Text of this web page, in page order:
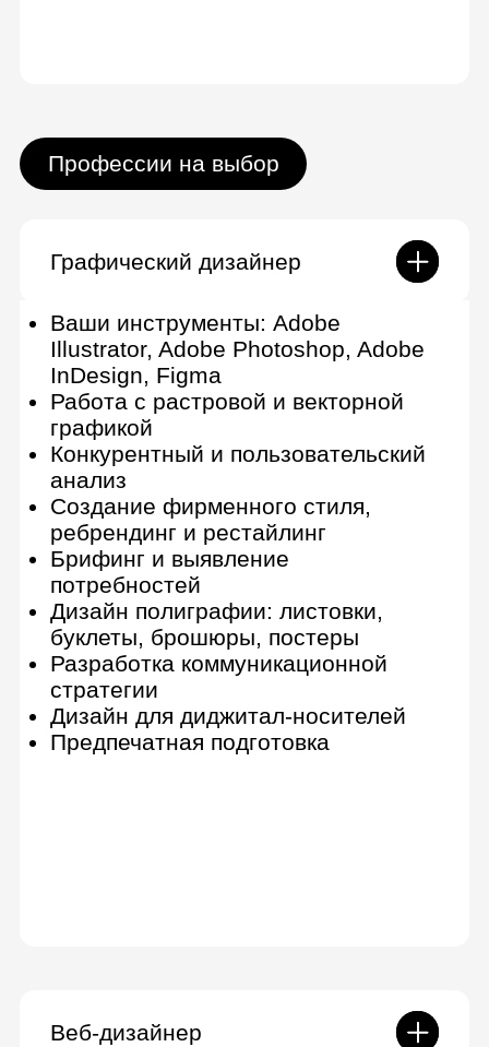
3D-дженералист
Maya, Blender, ZBrush, Marmoset
Toolbag, Houdini, Marvelous
Designer, Unreal Engine, Unity,
RizomUV, Substance 3D Painter
Подбор референсов для 3D-
моделей
UV Mapping — преобразование 3D
в 2D
Скульптинг 3D-моделей
Проработка концепции персонажа
Создание моделей персонажей,
окружения, техники
Доработка и оптимизация моделей
Процедурное создание объектов и
эффектов
Создание реалистичных и
стилизованных текстур
Настройка освещения